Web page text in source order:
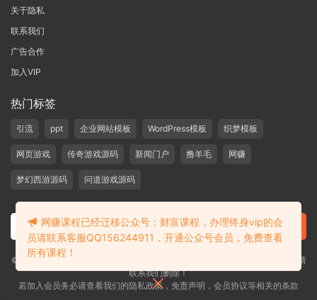
关于隐私
联系我们
广告合作
加入VIP
热门标签
引流 ppt 企业网站模板 WordPress模板 织梦模板
网页游戏 传奇游戏源码 新闻门户 撸羊毛 网赚
梦幻西游源码 问道游戏源码
©2019-2020 愁资源 站内大部分资源收集于网络，若侵犯了您的合法权益，请
联系我们删除！
若加入会员务必请查看我们的隐私政策，免责声明，会员协议等相关的条款
网赚课程已经迁移公众号：财富课程，办理终身vip的会
员请联系客服QQ156244911，开通公众号会员，免费查看
所有课程！